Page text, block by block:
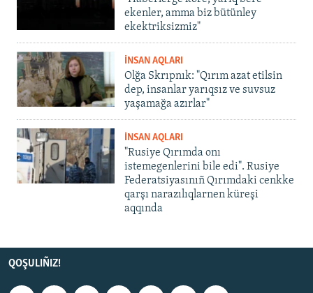
ekenler, amma biz bütünley
ekektriksizmiz"
İNSAN AQLARI
Olğa Skrıpnık: "Qırım azat etilsin
dep, insanlar yarıqsız ve suvsuz
yaşamağa azırlar"
İNSAN AQLARI
"Rusiye Qırımda onı
istemegenlerini bile edi". Rusiye
Federatsiyasınıñ Qırımdaki cenkke
qarşı narazılıqlarnen küreşi
aqqında
QOŞULIÑIZ!